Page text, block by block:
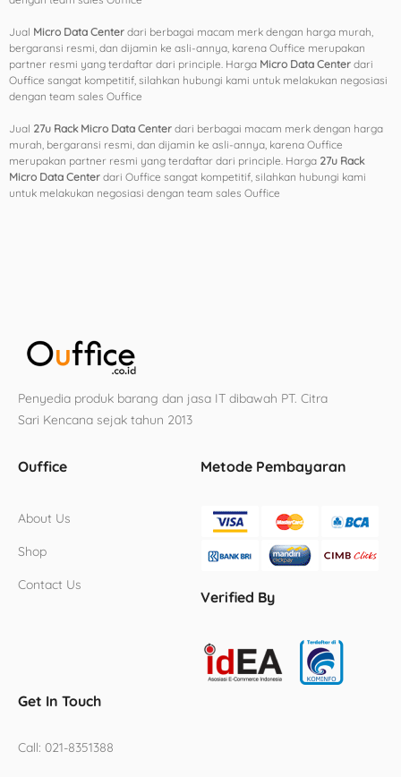
Jual Micro Data Center dari berbagai macam merk dengan harga murah,
bergaransi resmi, dan dijamin ke asli-annya, karena Ouffice merupakan
partner resmi yang terdaftar dari principle. Harga Micro Data Center dari
Ouffice sangat kompetitif, silahkan hubungi kami untuk melakukan negosiasi
dengan team sales Ouffice
Jual 27u Rack Micro Data Center dari berbagai macam merk dengan harga
murah, bergaransi resmi, dan dijamin ke asli-annya, karena Ouffice
merupakan partner resmi yang terdaftar dari principle. Harga 27u Rack
Micro Data Center dari Ouffice sangat kompetitif, silahkan hubungi kami
untuk melakukan negosiasi dengan team sales Ouffice
Penyedia produk barang dan jasa IT dibawah PT. Citra
Sari Kencana sejak tahun 2013
Ouffice
About Us
Shop
Contact Us
Metode Pembayaran
Verified By
Get In Touch
Call: 021-8351388